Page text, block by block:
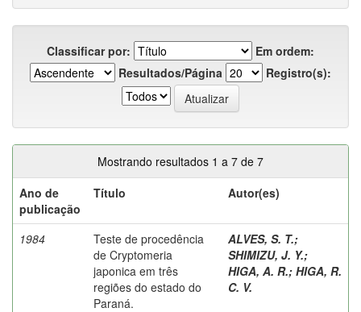
Classificar por:
Em ordem:
Resultados/Página
Registro(s):
Mostrando resultados 1 a 7 de 7
Ano de
publicação
Título Autor(es)
1984
Teste de procedência
de Cryptomeria
japonica em três
regiões do estado do
Paraná.
ALVES, S. T.;
SHIMIZU, J. Y.;
HIGA, A. R.; HIGA, R.
C. V.